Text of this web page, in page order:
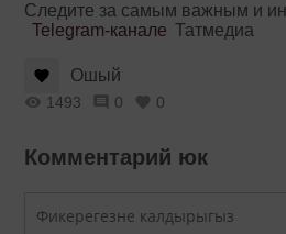
Следите за самым важным и
Telegram-канале Татмедиа
Ошый
1493 0 0
Комментарий юк